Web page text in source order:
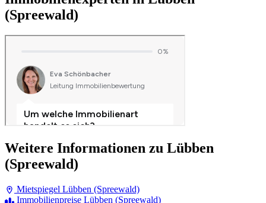
(Spreewald)
Weitere Informationen zu Lübben
(Spreewald)
Mietspiegel Lübben (Spreewald)
Immobilienpreise Lübben (Spreewald)